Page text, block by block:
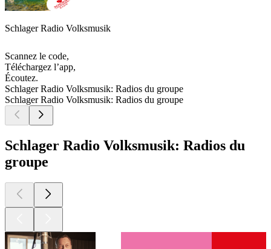
Schlager Radio Volksmusik
Scannez le code,
Téléchargez l’app,
Écoutez.
Schlager Radio Volksmusik: Radios du groupe
Schlager Radio Volksmusik: Radios du groupe
Schlager Radio Volksmusik: Radios du
groupe